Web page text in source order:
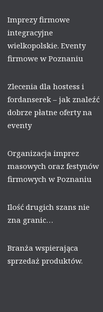
Imprezy firmowe
integracyjne
wielkopolskie. Eventy
firmowe w Poznaniu
Zlecenia dla hostess i
fordanserek – jak znaleźć
dobrze płatne oferty na
eventy
Organizacja imprez
masowych oraz festynów
firmowych w Poznaniu
Ilość drugich szans nie
zna granic…
Branża wspierająca
sprzedaż produktów.